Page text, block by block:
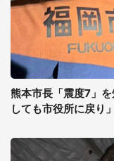
熊本市長「震度7」
しても市役所に戻り